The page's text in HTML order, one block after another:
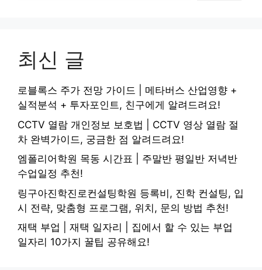
최신 글
로블록스 주가 전망 가이드 | 메타버스 산업영향 +
실적분석 + 투자포인트, 친구에게 알려드려요!
CCTV 열람 개인정보 보호법 | CCTV 영상 열람 절
차 완벽가이드, 궁금한 점 알려드려요!
엠폴리어학원 목동 시간표 | 주말반 평일반 저녁반
수업일정 추천!
링구아진학진로컨설팅학원 등록비, 진학 컨설팅, 입
시 전략, 맞춤형 프로그램, 위치, 문의 방법 추천!
재택 부업 | 재택 일자리 | 집에서 할 수 있는 부업
일자리 10가지 꿀팁 공유해요!